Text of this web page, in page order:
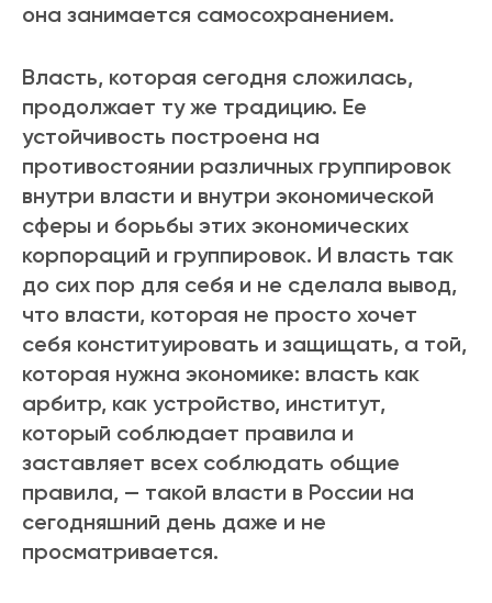
она занимается самосохранением.
Власть, которая сегодня сложилась,
продолжает ту же традицию. Ее
устойчивость построена на
противостоянии различных группировок
внутри власти и внутри экономической
сферы и борьбы этих экономических
корпораций и группировок. И власть так
до сих пор для себя и не сделала вывод,
что власти, которая не просто хочет
себя конституировать и защищать, а той,
которая нужна экономике: власть как
арбитр, как устройство, институт,
который соблюдает правила и
заставляет всех соблюдать общие
правила, — такой власти в России на
сегодняшний день даже и не
просматривается.